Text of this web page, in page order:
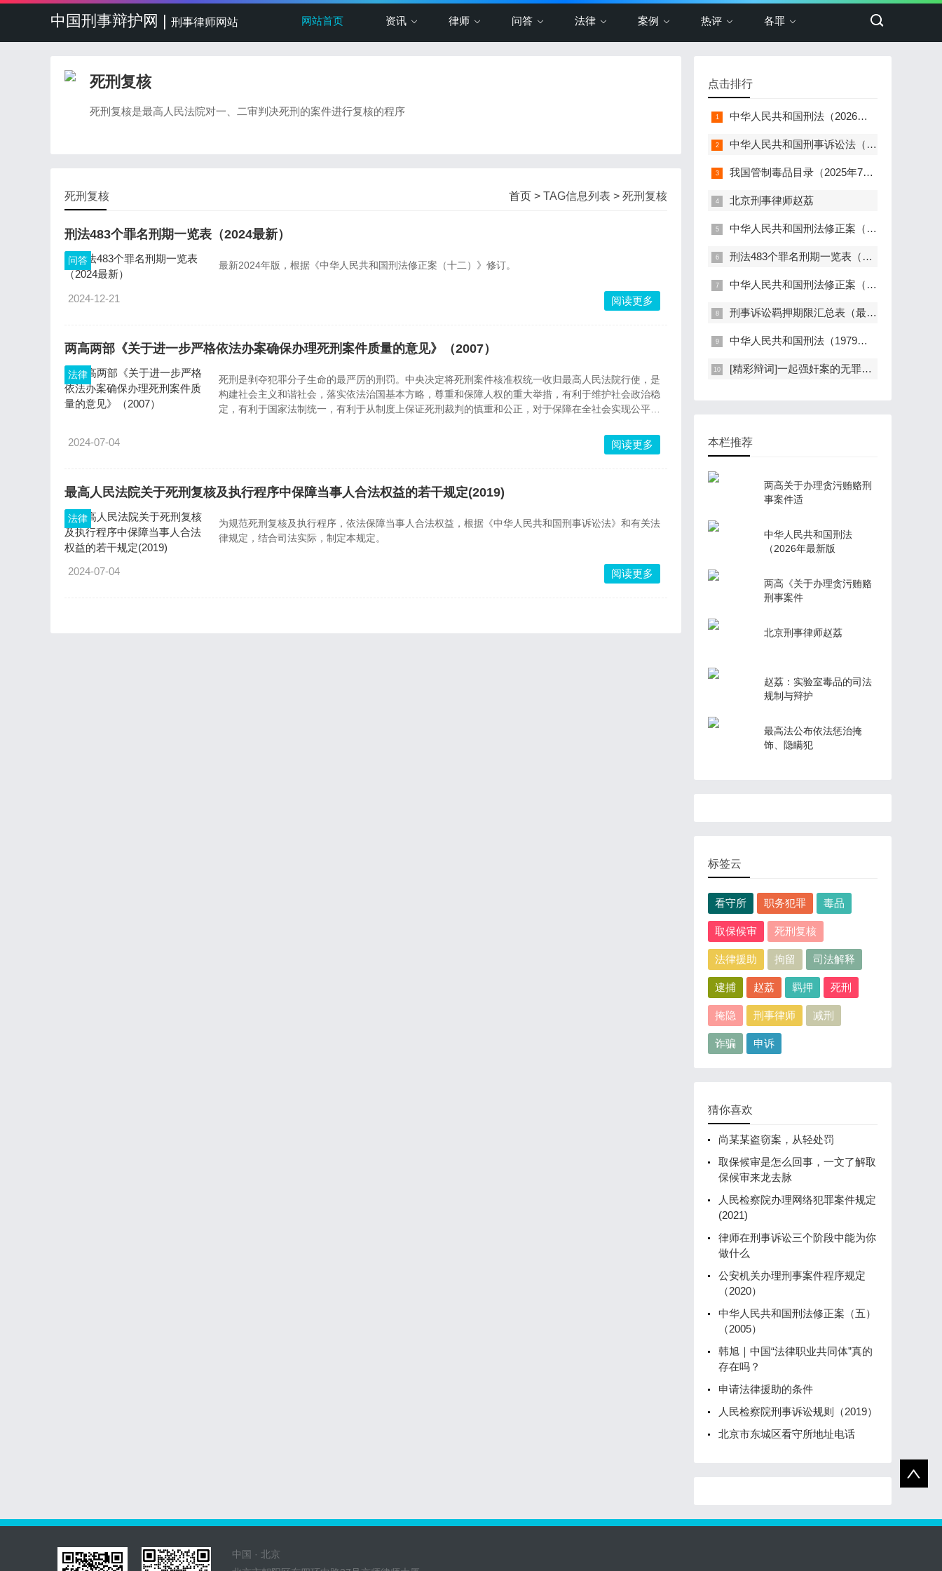
中国刑事辩护网 | 刑事律师网站 网站首页 资讯 律师 问答 法律 案例 热评 各罪
死刑复核
死刑复核是最高人民法院对一、二审判决死刑的案件进行复核的程序
首页 > TAG信息列表 > 死刑复核
死刑复核
刑法483个罪名刑期一览表（2024最新）
问答 最新2024年版，根据《中华人民共和国刑法修正案（十二）》修订。
2024-12-21 阅读更多
两高两部《关于进一步严格依法办案确保办理死刑案件质量的意见》（2007）
法律
死刑是剥夺犯罪分子生命的最严厉的刑罚。中央决定将死刑案件核准权统一收归最高人民法院行使，是
构建社会主义和谐社会，落实依法治国基本方略，尊重和保障人权的重大举措，有利于维护社会政治稳
定，有利于国家法制统一，有利于从制度上保证死刑裁判的慎重和公正，对于保障在全社会实现公平和
2024-07-04 阅读更多
最高人民法院关于死刑复核及执行程序中保障当事人合法权益的若干规定(2019)
法律
为规范死刑复核及执行程序，依法保障当事人合法权益，根据《中华人民共和国刑事诉讼法》和有关法
律规定，结合司法实际，制定本规定。
2024-07-04 阅读更多
点击排行
中华人民共和国刑法（2026年最新版）
中华人民共和国刑事诉讼法（2024年最新版）
我国管制毒品目录（2025年7月更新，348种+两大类）
北京刑事律师赵荔
中华人民共和国刑法修正案（十二）（2024）
刑法483个罪名刑期一览表（2024最新）
中华人民共和国刑法修正案（十一）（2021）
刑事诉讼羁押期限汇总表（最新版）
中华人民共和国刑法（1979年版）
[精彩辩词]一起强奸案的无罪辩护：孤证不能定案，自愿不是强奸
本栏推荐
两高关于办理贪污贿赂刑
事案件适
中华人民共和国刑法
（2026年最新版
两高《关于办理贪污贿赂
刑事案件
北京刑事律师赵荔
赵荔：实验室毒品的司法
规制与辩护
最高法公布依法惩治掩
饰、隐瞒犯
标签云
看守所 职务犯罪 毒品
取保候审 死刑复核
法律援助 拘留 司法解释
逮捕 赵荔 羁押 死刑
掩隐 刑事律师 减刑
诈骗 申诉
猜你喜欢
尚某某盗窃案，从轻处罚
取保候审是怎么回事，一文了解取
保候审来龙去脉
人民检察院办理网络犯罪案件规定
(2021)
律师在刑事诉讼三个阶段中能为你
做什么
公安机关办理刑事案件程序规定
（2020）
中华人民共和国刑法修正案（五）
（2005）
韩旭｜中国“法律职业共同体”真的
存在吗？
申请法律援助的条件
人民检察院刑事诉讼规则（2019）
北京市东城区看守所地址电话
中国 · 北京